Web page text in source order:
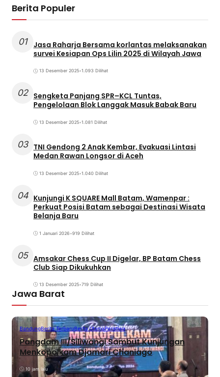
Berita Populer
01
Jasa Raharja Bersama korlantas melaksanakan
survei Kesiapan Ops Lilin 2025 di Wilayah Jawa
13 Desember 2025•1.093 Dilihat
02 Sengketa Panjang SPR–KCL Tuntas,
Pengelolaan Blok Langgak Masuk Babak Baru
13 Desember 2025•1.081 Dilihat
03 TNI Gendong 2 Anak Kembar, Evakuasi Lintasi
Medan Rawan Longsor di Aceh
13 Desember 2025•1.040 Dilihat
04 Kunjungi K SQUARE Mall Batam, Wamenpar :
Perkuat Posisi Batam sebagai Destinasi Wisata
Belanja Baru
1 Januari 2026•919 Dilihat
05 Amsakar Chess Cup II Digelar, BP Batam Chess
Club Siap Dikukuhkan
13 Desember 2025•719 Dilihat
Jawa Barat
BandungBerita TerbaruBerita UtamaPeristiwa
Pangdam III/Siliwangi Sambut Kunjungan
Menkopolkam Djamari Chaniago
10 jam lalu